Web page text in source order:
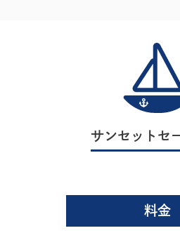
サンセットセ
料金